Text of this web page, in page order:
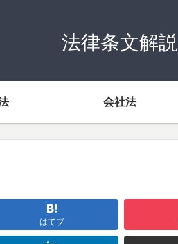
法律条文解説
会社法
はてブ